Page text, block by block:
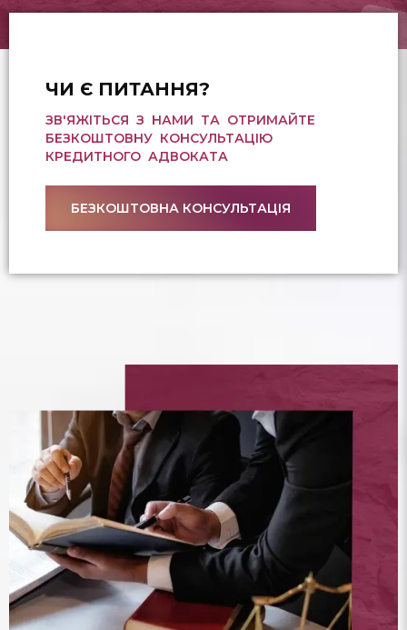
ЧИ Є ПИТАННЯ?
ЗВ'ЯЖІТЬСЯ З НАМИ ТА ОТРИМАЙТЕ
БЕЗКОШТОВНУ КОНСУЛЬТАЦІЮ
КРЕДИТНОГО АДВОКАТА
БЕЗКОШТОВНА КОНСУЛЬТАЦІЯ